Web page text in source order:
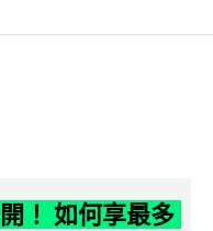
！ 如何享最多